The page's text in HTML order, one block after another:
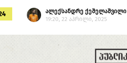
ალექსანდრე ქეშელაშვილი
19:20, 22 აპრილი, 2025